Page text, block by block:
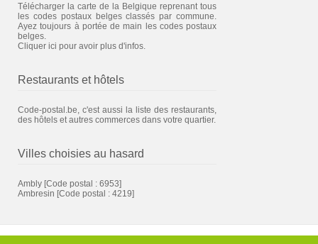
Télécharger la carte de la Belgique reprenant tous
les codes postaux belges classés par commune.
Ayez toujours à portée de main les codes postaux
belges.
Cliquer ici pour avoir plus d'infos.
Restaurants et hôtels
Code-postal.be, c'est aussi la liste des restaurants,
des hôtels et autres commerces dans votre quartier.
Villes choisies au hasard
Ambly [Code postal : 6953]
Ambresin [Code postal : 4219]